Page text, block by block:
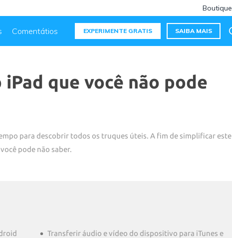
Boutique
Comentátios EXPERIMENTE GRATIS SAIBA MAIS
que você não pode
para descobrir todos os truques úteis. A fim de simplificar este
pode não saber.
Transferir áudio e vídeo do dispositivo para iTunes e